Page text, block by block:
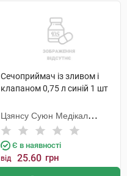
Сечоприймач із зливом і
клапаном 0,75 л синій 1 шт
Цзянсу Суюн Медікал
Метіріалс
Є в наявності
від 25.60 грн